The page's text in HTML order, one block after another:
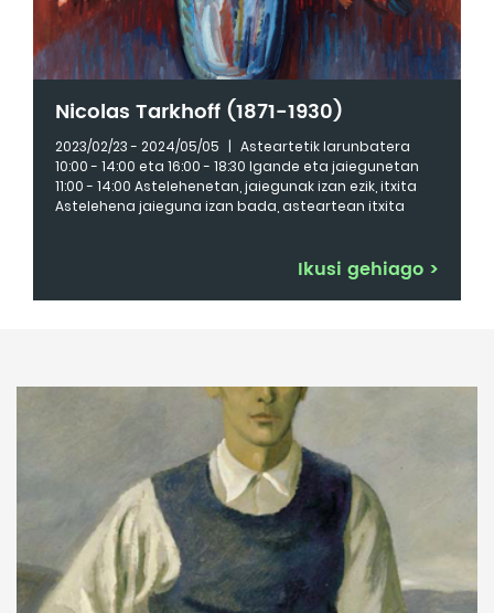
Nicolas Tarkhoff (1871-1930)
2023/02/23 - 2024/05/05 | Asteartetik larunbatera
10:00 - 14:00 eta 16:00 - 18:30 Igande eta jaiegunetan
11:00 - 14:00 Astelehenetan, jaiegunak izan ezik, itxita
Astelehena jaieguna izan bada, asteartean itxita
Ikusi gehiago >